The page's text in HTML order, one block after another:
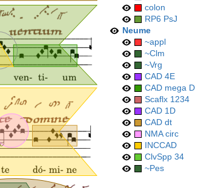
colon
RP6 PsJ
Neume
~appl
~Clm
~Vrg
CAD 4E
CAD mega D
Scaflx 1234
CAD 1D
CAD dt
NMA circ
INCCAD
ClvSpp 34
~Pes